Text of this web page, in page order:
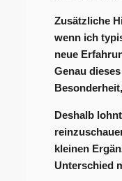
Zusätzliche
wenn ich
neue
Genau
Deshalb
kleinen
Unterschied